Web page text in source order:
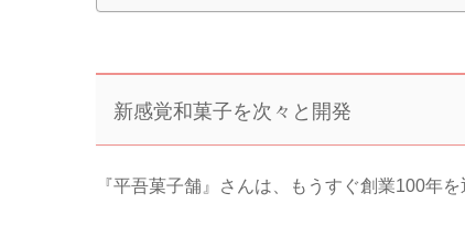
新感覚和菓子を次々と開発
『平吾菓子舗』さんは、もうすぐ創業100年